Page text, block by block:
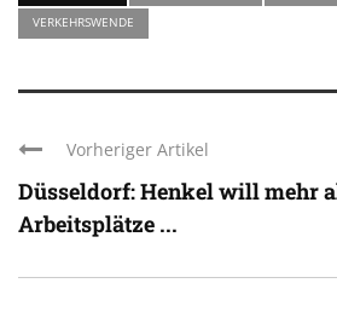
VERKEHRSWENDE
Vorheriger Artikel
Düsseldorf: Henkel will mehr
Arbeitsplätze ...